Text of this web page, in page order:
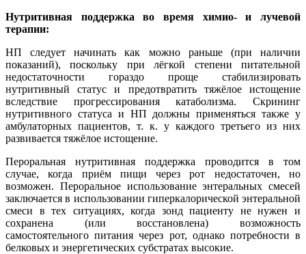
Нутритивная поддержка во время химио- и лучевой
терапии:
НП следует начинать как можно раньше (при наличии
показаний), поскольку при лёгкой степени питательной
недостаточности гораздо проще стабилизировать
нутритивный статус и предотвратить тяжёлое истощение
вследствие прогрессирования катаболизма. Скрининг
нутритивного статуса и НП должны применяться также у
амбулаторных пациентов, т. к. у каждого третьего из них
развивается тяжёлое истощение.
Пероральная нутритивная поддержка проводится в том
случае, когда приём пищи через рот недостаточен, но
возможен. Пероральное использование энтеральных смесей
заключается в использовании гиперкалорической энтеральной
смеси в тех ситуациях, когда зонд пациенту не нужен и
сохранена (или восстановлена) возможность
самостоятельного питания через рот, однако потребности в
белковых и энергетических субстратах высокие.